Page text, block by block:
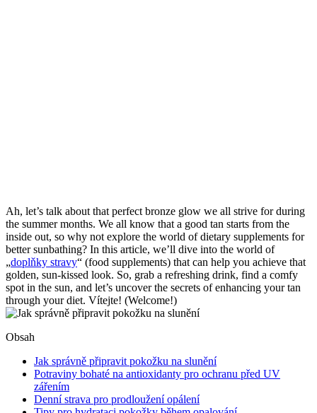
Ah, ⁢let’s talk about that perfect‍ bronze glow we all strive for during
the summer ‌months.⁣ We all ⁣know that a good tan starts from the
inside out, ‌so why not explore the world of​ dietary supplements for‌
better sunbathing? In ​this article, we’ll dive ⁤into the world of
„doplňky stravy“ ⁤(food supplements) that can help you achieve that
⁤golden, sun-kissed look. So, grab⁤ a refreshing drink, find a comfy
spot in the sun, and ⁢let’s uncover the secrets of enhancing your tan
through your⁤ diet. Vítejte! (Welcome!)
Obsah
Jak správně připravit pokožku na‍ slunění
Potraviny bohaté na antioxidanty pro ochranu před UV
zářením
Denní strava pro prodloužení⁣ opálení